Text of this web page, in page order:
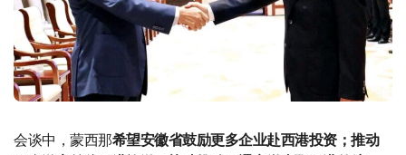
会谈中，蒙西那希望安徽省鼓励更多企业赴西港投资；推动